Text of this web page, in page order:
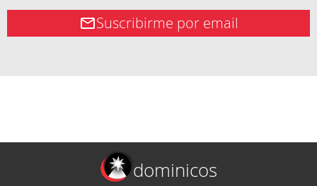
Suscribirme por email
dominicos